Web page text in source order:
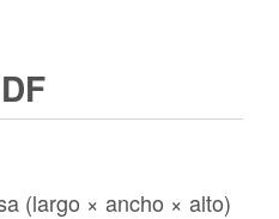
(largo × ancho × alto)